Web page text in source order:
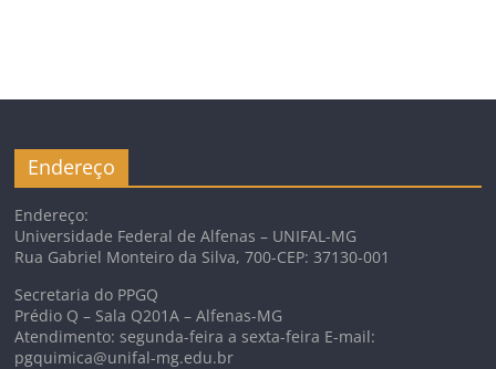
Endereço
Endereço:
Universidade Federal de Alfenas – UNIFAL-MG
Rua Gabriel Monteiro da Silva, 700-CEP: 37130-001
Secretaria do PPGQ
Prédio Q – Sala Q201A – Alfenas-MG
Atendimento: segunda-feira a sexta-feira E-mail:
pgquimica@unifal-mg.edu.br